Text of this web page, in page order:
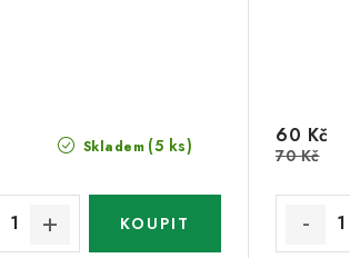
Skladem (5 ks) 60 Kč
70 Kč